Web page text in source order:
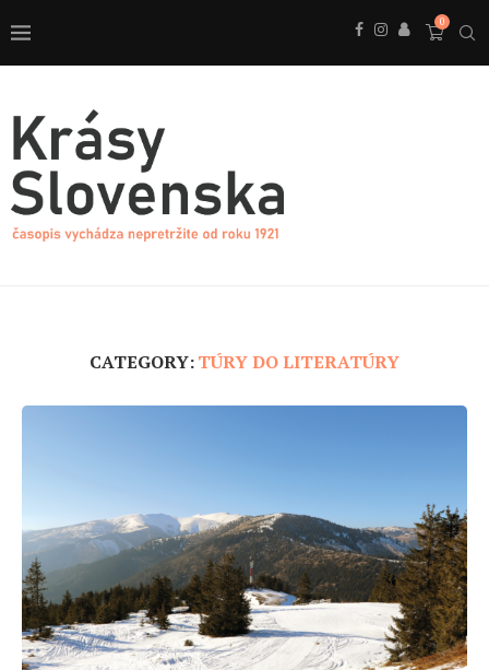
0
CATEGORY:TÚRY DO LITERATÚRY